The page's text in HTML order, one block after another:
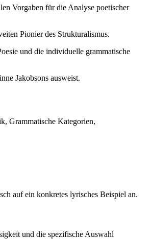
Vorgaben für die Analyse poetischer
Pionier des Strukturalismus.
und die individuelle grammatische
Jakobsons ausweist.
Grammatische Kategorien,
auf ein konkretes lyrisches Beispiel an.
und die spezifische Auswahl